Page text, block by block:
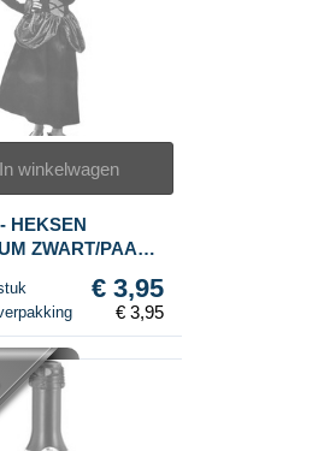
In winkelwagen
HEKSEN
ZWART/PAARS
€ 3,95
€ 3,95